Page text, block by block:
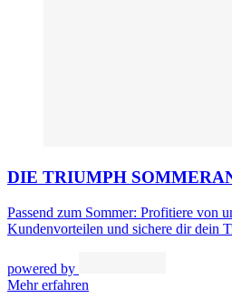
DIE TRIUMPH
Passend zum Sommer: Profitiere von
Kundenvorteilen und sichere dir dein
powered by
Mehr erfahren